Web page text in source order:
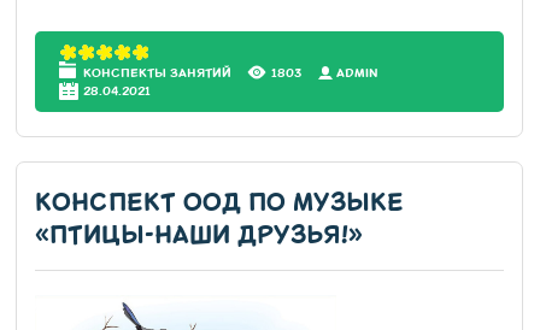
КОНСПЕКТЫ ЗАНЯТИЙ 1803
АDMIN
28.04.2021
КОНСПЕКТ ООД ПО МУЗЫКЕ
«ПТИЦЫ-НАШИ ДРУЗЬЯ!»